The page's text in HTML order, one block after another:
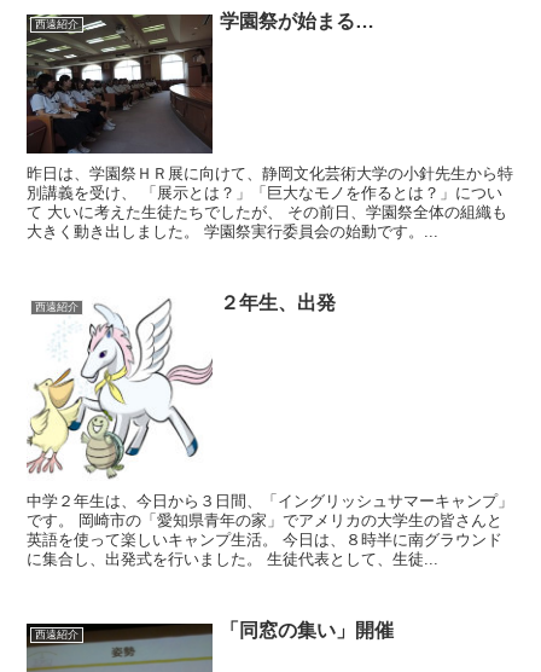
西遠紹介 学園祭が始まる…
昨日は、学園祭ＨＲ展に向けて、静岡文化芸術大学の小針先生から特
別講義を受け、 「展示とは？」「巨大なモノを作るとは？」につい
て 大いに考えた生徒たちでしたが、 その前日、学園祭全体の組織も
大きく動き出しました。 学園祭実行委員会の始動です。...
西遠紹介 ２年生、出発
中学２年生は、今日から３日間、「イングリッシュサマーキャンプ」
です。 岡崎市の「愛知県青年の家」でアメリカの大学生の皆さんと
英語を使って楽しいキャンプ生活。 今日は、８時半に南グラウンド
に集合し、出発式を行いました。 生徒代表として、生徒...
西遠紹介 「同窓の集い」開催